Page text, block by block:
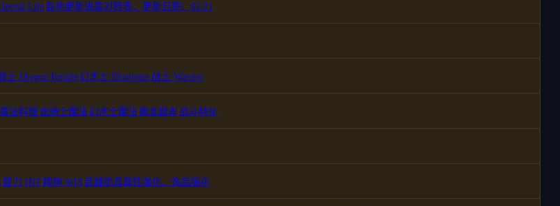
Life各地更新进度对照表，更新日期：02/21
士 Dragon Knight幻术士 Illusionist 战士 Warrior
魔法料理 龙骑士魔法幻术士魔法 屠龙副本 战斗特化
智力 INT精神 WIS 武器防具属性强化、饰品强化